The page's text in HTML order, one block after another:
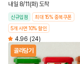
내일 8/11(화) 도착
신규입점
최대 15% 중복쿠폰
5개 사면 10% 할인
4.96 (24)
골라담기